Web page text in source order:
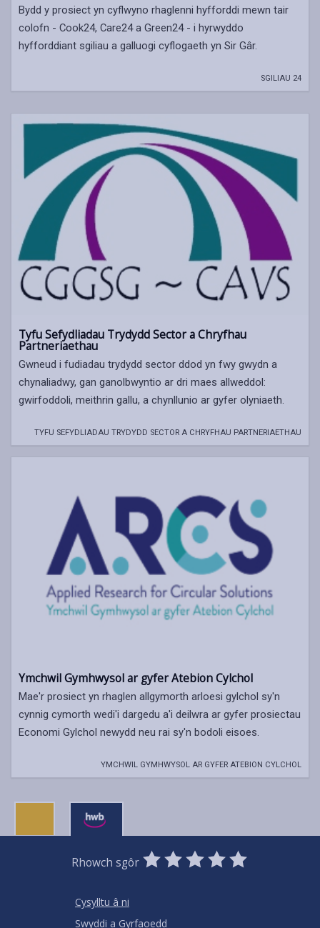
Bydd y prosiect yn cyflwyno rhaglenni hyfforddi mewn tair
colofn - Cook24, Care24 a Green24 - i hyrwyddo
hyfforddiant sgiliau a galluogi cyflogaeth yn Sir Gâr.
SGILIAU 24
Tyfu Sefydliadau Trydydd Sector a Chryfhau
Partneriaethau
Gwneud i fudiadau trydydd sector ddod yn fwy gwydn a
chynaliadwy, gan ganolbwyntio ar dri maes allweddol:
gwirfoddoli, meithrin gallu, a chynllunio ar gyfer olyniaeth.
TYFU SEFYDLIADAU TRYDYDD SECTOR A CHRYFHAU PARTNERIAETHAU
Ymchwil Gymhwysol ar gyfer Atebion Cylchol
Mae'r prosiect yn rhaglen allgymorth arloesi gylchol sy'n
cynnig cymorth wedi'i dargedu a'i deilwra ar gyfer prosiectau
Economi Gylchol newydd neu rai sy'n bodoli eisoes.
YMCHWIL GYMHWYSOL AR GYFER ATEBION CYLCHOL
Rhowch sgôr
0
Stars
1
Star
2
Stars
3
Stars
4
Stars
5
Stars
Cysylltu â ni
Swyddi a Gyrfaoedd